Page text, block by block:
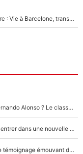
Lionel Messi est endeuillé par la mort de son père : Vie à Barcelone, transfert au PSG... voilà comment Jorge Messi a joué un rôle essentiel dans sa carrière !
Max Verstappen, Lewis Hamilton… et bientôt Fernando Alonso ? Le classement des pilotes les mieux payés en Formule 1 risque de changer !
F1 - Alpine signe un accord «impensable» et va entrer dans une nouvelle dimension : Grande nouvelle pour Pierre Gasly !
F1 : « Je lui ai fait un câlin, puis j’ai dû partir...», le témoignage émouvant de Max Verstappen sur sa fille